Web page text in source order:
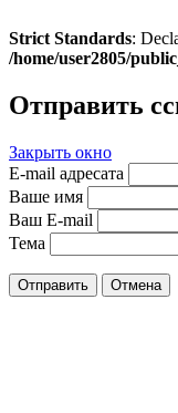
Strict Standards:
/home/user2805/
Отправить
Закрыть окно
E-mail адресата
Ваше имя
Ваш E-mail
Тема
Отправить Отмена